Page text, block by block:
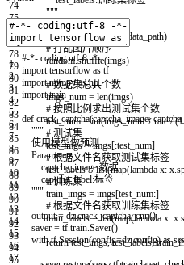
74
75
76
77
78
79
80
81
82
83
84
85
86
87
88
89
90
91
92
93
94
95
"""
# 读取图片
imgs = os.listdir (self data_path)
# 打乱图片顺序
random.shuffle(imgs)
# 数据集总共个数
imgs_num = len(imgs)
# 按照比例求出测试集个数
test_num = int(imgs_num * rate / (1
# 测试集
test_imgs = imgs[:test_num]
# 根据文件名获取测试集标签
test_labels = list(map(lambda x: x.
# 训练集
train_imgs = imgs[test_num:]
# 根据文件名获取训练集标签
train_labels = list(map(lambda x: x.
return test_imgs, test_labels,
1
2
3
4
5
6
7
8
9
10
11
12
13
14
15
16
17
#-*- coding:utf-8 -*-
import tensorflow as tf
import numpyas np
import train
def crack_captcha(captcha_image,
"""
使用模型做预测
Parameters:
captcha_image:数据
captcha_label:标签
"""
output = dz.crack_captcha_cnn()
saver = tf.train.Saver()
with tf.Session(config=dz.config) as